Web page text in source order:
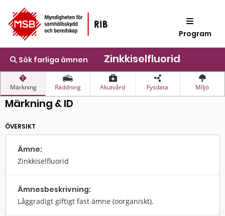
Program
Sök farliga ämnen Zinkkiselfluorid
Märkning Räddning Akutvård Fysdata Miljö
Märkning & ID
ÖVERSIKT
Ämne:
Zinkkiselfluorid
Ämnes­beskrivning:
Låggradigt giftigt fast ämne (oorganiskt).